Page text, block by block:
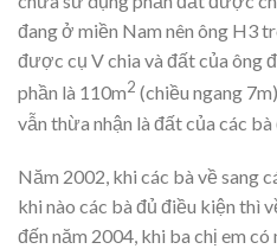
đang ở miền Nam nên ông H3
được cụ V chia và đất của ông
phần là 110m2 (chiều ngang
vẫn thừa nhận là đất của các
Năm 2002, khi các bà về sang
khi nào các bà đủ điều kiện thì
đến năm 2004, khi ba chị em có